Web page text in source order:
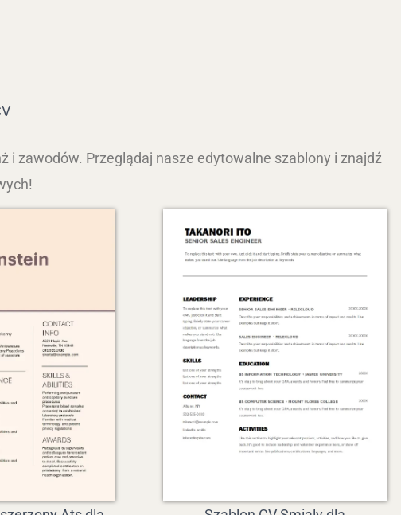
i zawodów. Przeglądaj nasze edytowalne szablony i znajdź